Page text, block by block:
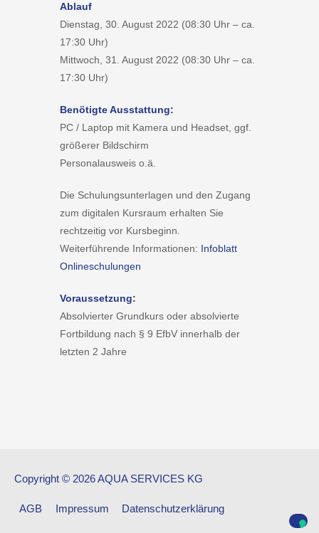
Ablauf
Dienstag, 30. August 2022 (08:30 Uhr – ca.
17:30 Uhr)
Mittwoch, 31. August 2022 (08:30 Uhr – ca.
17:30 Uhr)
Benötigte Ausstattung:
PC / Laptop mit Kamera und Headset, ggf.
größerer Bildschirm
Personalausweis o.ä.
Die Schulungsunterlagen und den Zugang
zum digitalen Kursraum erhalten Sie
rechtzeitig vor Kursbeginn.
Weiterführende Informationen: Infoblatt
Onlineschulungen
Voraussetzung:
Absolvierter Grundkurs oder absolvierte
Fortbildung nach § 9 EfbV innerhalb der
letzten 2 Jahre
Copyright © 2026 AQUA SERVICES KG
AGB Impressum Datenschutzerklärung